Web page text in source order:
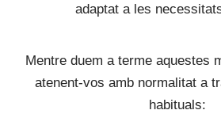
adaptat a les
Mentre duem a terme aquestes
atenent-vos amb normalitat a
habituals: